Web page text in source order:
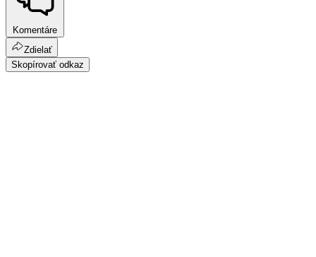
Komentáre
Zdielať
Skopírovať odkaz